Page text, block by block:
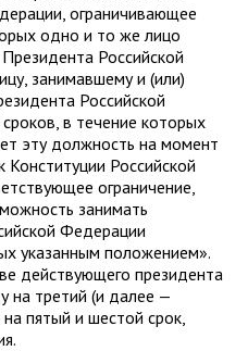
ограничивающее
одно и то же лицо
Российской
занимавшему и (или)
Российской
в течение которых
эту должность на момент
Конституции Российской
ограничение,
занимать
Федерации
указанным положением».
действующего президента
на третий (и далее —
пятый и шестой срок,